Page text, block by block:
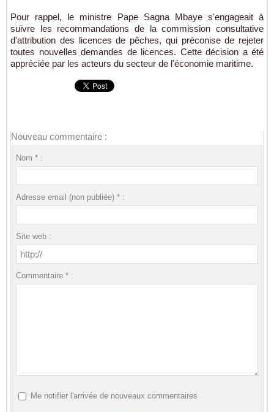
Pour rappel, le ministre Pape Sagna Mbaye s'engageait à
suivre les recommandations de la commission consultative
d'attribution des licences de pêches, qui préconise de rejeter
toutes nouvelles demandes de licences. Cette décision a été
appréciée par les acteurs du secteur de l'économie maritime.
Nouveau commentaire :
Nom * :
Adresse email (non publiée) * :
Site web :
Commentaire * :
Me notifier l'arrivée de nouveaux commentaires